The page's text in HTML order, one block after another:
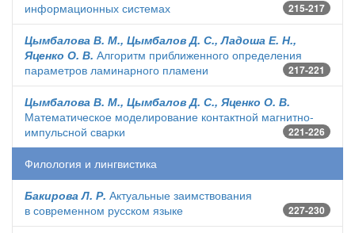
информационных системах
215-217
Цымбалова В. М., Цымбалов Д. С., Ладоша Е. Н.,
Яценко О. В. Алгоритм приближенного определения
параметров ламинарного пламени
217-221
Цымбалова В. М., Цымбалов Д. С., Яценко О. В.
Математическое моделирование контактной магнитно-
импульсной сварки
221-226
Филология и лингвистика
Бакирова Л. Р. Актуальные заимствования
в современном русском языке
227-230